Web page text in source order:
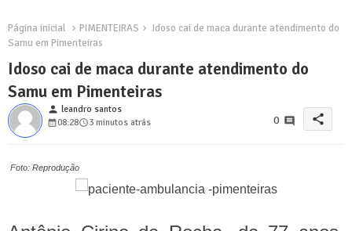
Página inicial PIMENTEIRAS
Idoso cai de maca durante atendimento do
Samu em Pimenteiras
Idoso cai de maca durante atendimento do
Samu em Pimenteiras
person leandro santos
08:28
3 minutos atrás 0 share
Foto: Reprodução